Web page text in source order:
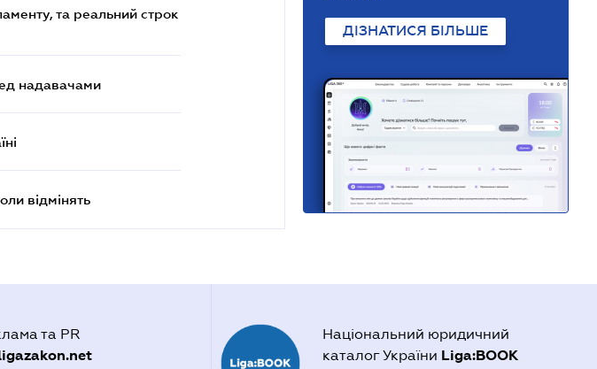
та реальний строк
надавачами
відмінять
ДІЗНАТИСЯ БІЛЬШЕ
та PR
Національний юридичний
каталог України Liga:BOOK